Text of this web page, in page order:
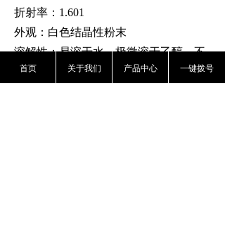
折射率 ： 1.601
外观：白色结晶性粉末
溶解性：易溶于水，极微溶于乙醇，不
溶于
首页 关于我们 产品中心 一键拨号